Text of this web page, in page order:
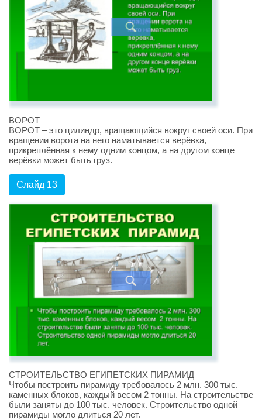
ВОРОТ
ВОРОТ – это цилиндр, вращающийся вокруг своей оси. При
вращении ворота на него наматывается верёвка,
прикреплённая к нему одним концом, а на другом конце
верёвки может быть груз.
Слайд 13
СТРОИТЕЛЬСТВО ЕГИПЕТСКИХ ПИРАМИД
Чтобы построить пирамиду требовалось 2 млн. 300 тыс.
каменных блоков, каждый весом 2 тонны. На строительстве
были заняты до 100 тыс. человек. Строительство одной
пирамиды могло длиться 20 лет.